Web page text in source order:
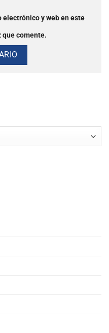
electrónico y web en este
que comente.